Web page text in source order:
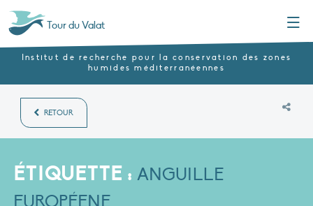
Tour du Valat
Institut de recherche pour la conservation des zones
humides méditerranéennes
RETOUR
ÉTIQUETTE : ANGUILLE
EUROPÉENE